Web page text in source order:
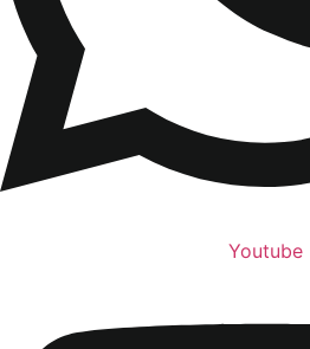
Youtube